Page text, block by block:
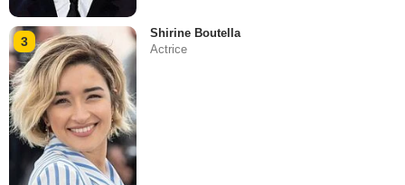
3
Shirine Boutella
Actrice